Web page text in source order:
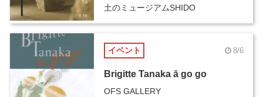
土のミュージアムSHIDO
イベント 8/6
Brigitte Tanaka ā go go
OFS GALLERY